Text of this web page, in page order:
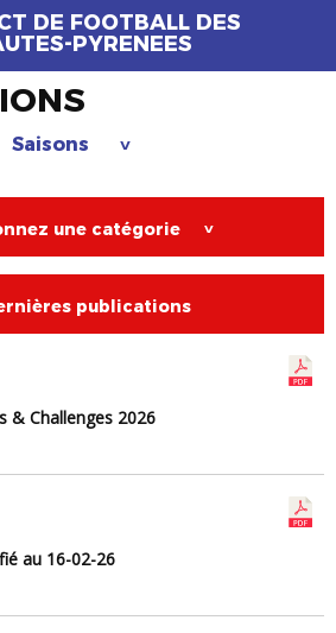
DE FOOTBALL DES
PYRENEES
Saisons >
une catégorie >
publications
& Challenges 2026
au 16-02-26